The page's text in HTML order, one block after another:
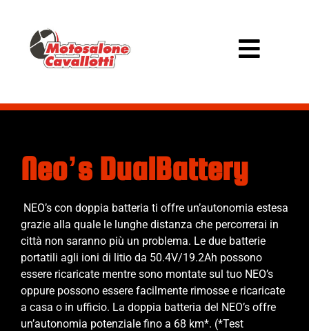
Neo’s DualBattery
NEO’s con doppia batteria ti offre un’autonomia estesa
grazie alla quale le lunghe distanza che percorrerai in
città non saranno più un problema. Le due batterie
portatili agli ioni di litio da 50.4V/19.2Ah possono
essere ricaricate mentre sono montate sul tuo NEO’s
oppure possono essere facilmente rimosse e ricaricate
a casa o in ufficio. La doppia batteria del NEO’s offre
un’autonomia potenziale fino a 68 km*. (*Test